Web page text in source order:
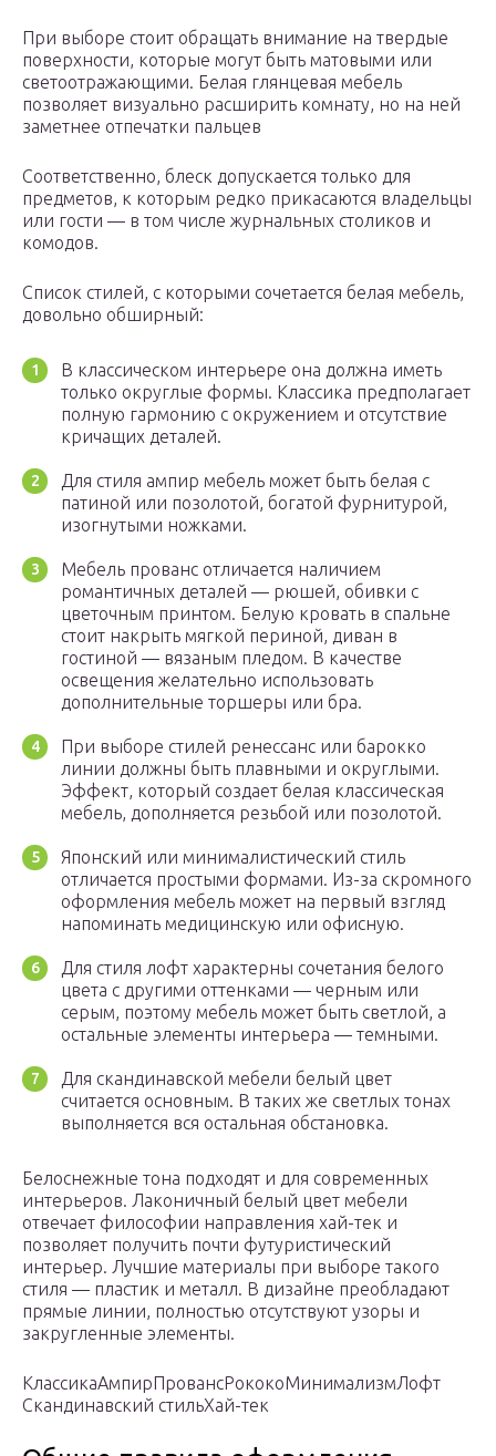
При выборе стоит обращать внимание на твердые
поверхности, которые могут быть матовыми или
светоотражающими. Белая глянцевая мебель
позволяет визуально расширить комнату, но на ней
заметнее отпечатки пальцев
Соответственно, блеск допускается только для
предметов, к которым редко прикасаются владельцы
или гости — в том числе журнальных столиков и
комодов.
Список стилей, с которыми сочетается белая мебель,
довольно обширный:
В классическом интерьере она должна иметь
только округлые формы. Классика предполагает
полную гармонию с окружением и отсутствие
кричащих деталей.
Для стиля ампир мебель может быть белая с
патиной или позолотой, богатой фурнитурой,
изогнутыми ножками.
Мебель прованс отличается наличием
романтичных деталей — рюшей, обивки с
цветочным принтом. Белую кровать в спальне
стоит накрыть мягкой периной, диван в
гостиной — вязаным пледом. В качестве
освещения желательно использовать
дополнительные торшеры или бра.
При выборе стилей ренессанс или барокко
линии должны быть плавными и округлыми.
Эффект, который создает белая классическая
мебель, дополняется резьбой или позолотой.
Японский или минималистический стиль
отличается простыми формами. Из-за скромного
оформления мебель может на первый взгляд
напоминать медицинскую или офисную.
Для стиля лофт характерны сочетания белого
цвета с другими оттенками — черным или
серым, поэтому мебель может быть светлой, а
остальные элементы интерьера — темными.
Для скандинавской мебели белый цвет
считается основным. В таких же светлых тонах
выполняется вся остальная обстановка.
Белоснежные тона подходят и для современных
интерьеров. Лаконичный белый цвет мебели
отвечает философии направления хай-тек и
позволяет получить почти футуристический
интерьер. Лучшие материалы при выборе такого
стиля — пластик и металл. В дизайне преобладают
прямые линии, полностью отсутствуют узоры и
закругленные элементы.
КлассикаАмпирПровансРококоМинимализмЛофт
Скандинавский стильХай-тек